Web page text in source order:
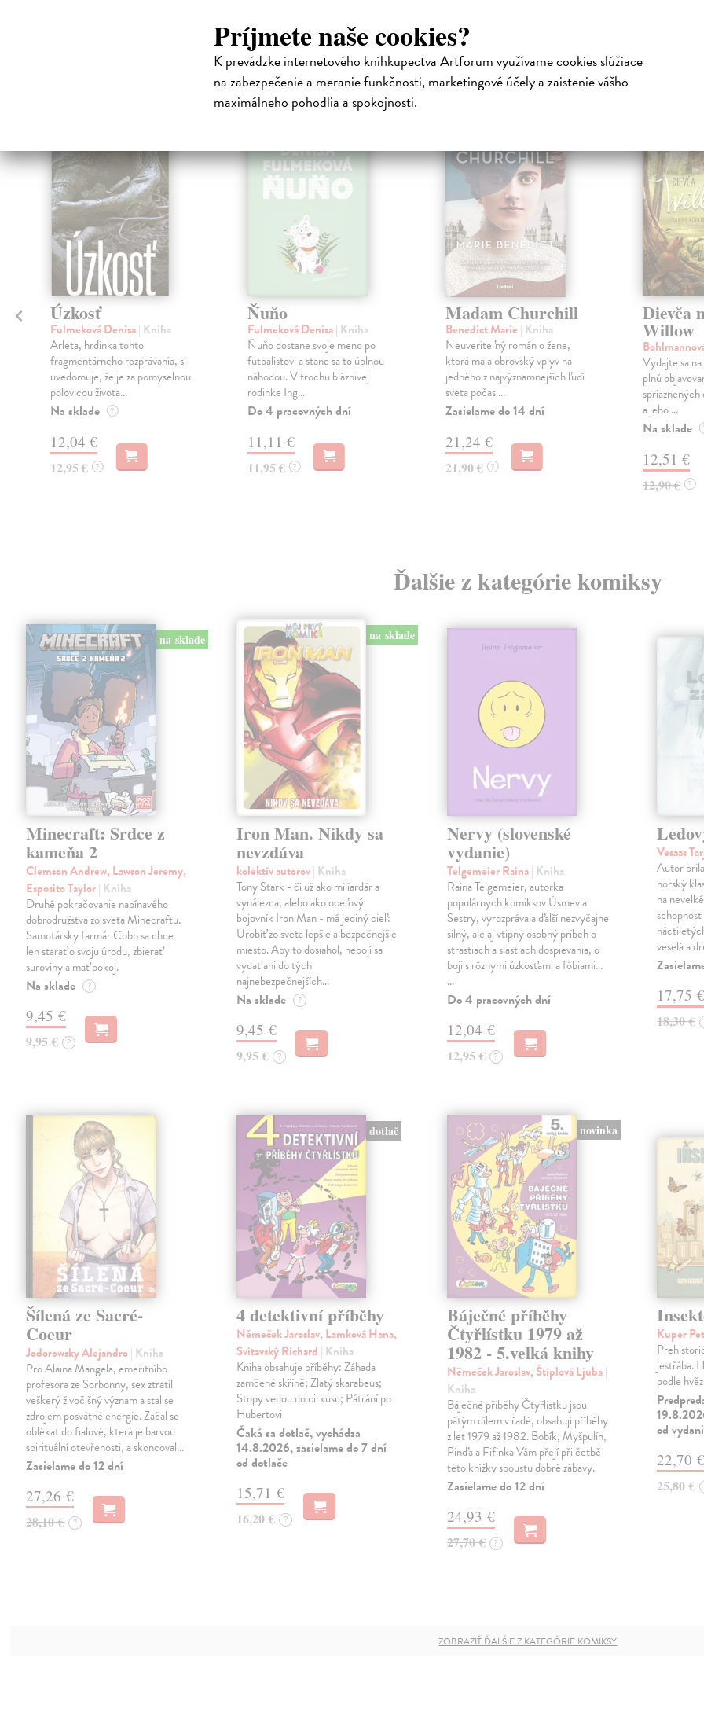
Príjmete naše cookies?
K prevádzke internetového kníhkupectva Artforum využívame cookies slúžiace
na zabezpečenie a meranie funkčnosti, marketingové účely a zaistenie vášho
maximálneho pohodlia a spokojnosti.
Čitatelia s podobným vkusom si
Úzkosť
Fulmeková Denisa| Kniha
Arleta, hrdinka tohto
fragmentárneho rozprávania, si
uvedomuje, že je za pomyselnou
polovicou života...
Na sklade ?
12,04 €
12,95 € ?
Ňuňo
Fulmeková Denisa| Kniha
Ňuňo dostane svoje meno po
futbalistovi a stane sa to úplnou
náhodou. V trochu bláznivej
rodinke Ing...
Do 4 pracovných dní
11,11 €
11,95 € ?
Madam Churchill
Benedict Marie | Kniha
Neuveriteľný román o žene,
ktorá mala obrovský vplyv na
jedného z najvýznamnejších ľudí
sveta počas ...
Zasielame do 14 dní
21,24 €
21,90 € ?
Dievča
Willow
Vydajte sa
plnú
spriaznených
a jeho ...
Na sklade
12,51 €
12,90 € ?
Ďalšie z kategórie komiksy
na sklade
Minecraft: Srdce z
kameňa 2
Clemson Andrew, Lawson Jeremy,
Esposito Taylor| Kniha
Druhé pokračovanie napínavého
dobrodružstva zo sveta Minecraftu.
Samotársky farmár Cobb sa chce
len starať o svoju úrodu, zbierať
suroviny a mať pokoj.
Na sklade ?
9,45 €
9,95 € ?
na sklade
Iron Man. Nikdy sa
nevzdáva
kolektív autorov| Kniha
Tony Stark - či už ako miliardár a
vynálezca, alebo ako oceľový
bojovník Iron Man - má jediný cieľ:
Urobiť zo sveta lepšie a bezpečnejšie
miesto. Aby to dosiahol, nebojí sa
vydať ani do tých
najnebezpečnejších…
Na sklade ?
9,45 €
9,95 € ?
Nervy (slovenské
vydanie)
Telgemeier Raina| Kniha
Raina Telgemeier, autorka
populárnych komiksov Úsmev a
Sestry, vyrozprávala ďalší nezvyčajne
silný, ale aj vtipný osobný príbeh o
strastiach a slastiach dospievania, o
boji s rôznymi úzkosťami a fóbiami...
…
Do 4 pracovných dní
12,04 €
12,95 € ?
Vesaas
Autor
norský
na
veselá a
17,75 €
18,30 €
Šílená ze Sacré-
Coeur
Jodorowsky Alejandro| Kniha
Pro Alaina Mangela, emeritního
profesora ze Sorbonny, sex ztratil
veškerý živočišný význam a stal se
zdrojem posvátné energie. Začal se
oblékat do fialové, která je barvou
spirituální otevřenosti, a skoncoval…
Zasielame do 12 dní
27,26 €
28,10 € ?
dotlač
4 detektivní příběhy
Němeček Jaroslav, Lamková Hana,
Svitavský Richard | Kniha
Kniha obsahuje příběhy: Záhada
zamčené skříně; Zlatý skarabeus;
Stopy vedou do cirkusu; Pátrání po
Hubertovi
Čaká sa dotlač, vychádza
14.8.2026, zasielame do 7 dní
od dotlače
15,71 €
16,20 € ?
novinka
Báječné příběhy
Čtyřlístku 1979 až
1982 - 5.velká knihy
Němeček Jaroslav, Štíplová Ljuba|
Kniha
Báječné příběhy Čtyřlístku jsou
pátým dílem v řadě, obsahují příběhy
z let 1979 až 1982. Bobík, Myšpulín,
Pinďa a Fifinka Vám přejí při četbě
této knížky spoustu dobré zábavy.
Zasielame do 12 dní
24,93 €
27,70 € ?
Kuper
jestřába.
podle
od
22,70 €
25,80 €
ZOBRAZIŤ ĎALŠIE Z KATEGÓRIE KOMIKSY